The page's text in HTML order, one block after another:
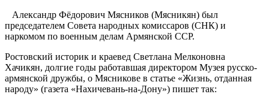
Александр Фёдорович Мясников (Мясникян) был
председателем Совета народных комиссаров (СНК) и
наркомом по военным делам Армянской ССР.
Ростовский историк и краевед Светлана Мелконовна
Хачикян, долгие годы работавшая директором Музея русско-
армянской дружбы, о Мясникове в статье «Жизнь, отданная
народу» (газета «Нахичевань-на-Дону») пишет так: